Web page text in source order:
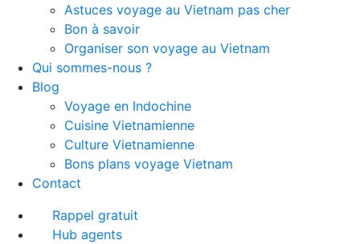
Astuces voyage au Vietnam pas cher
Bon à savoir
Organiser son voyage au Vietnam
Qui sommes-nous ?
Blog
Voyage en Indochine
Cuisine Vietnamienne
Culture Vietnamienne
Bons plans voyage Vietnam
Contact
Rappel gratuit
Hub agents